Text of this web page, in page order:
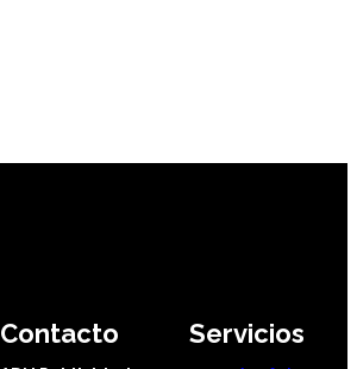
Contacto Servicios